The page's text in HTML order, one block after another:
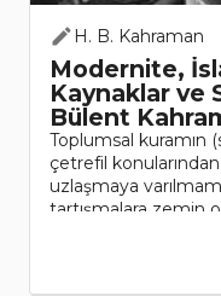
H. B. Kahraman
Modernite,
Kaynaklar ve
Bülent
Toplumsal kuramın
çetrefil
uzlaşmaya
tartışmalara zemin